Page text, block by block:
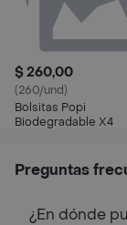
$ 260,00
(260/und)
Bolsitas Popi
Biodegradable X4
Preguntas
¿En dónde